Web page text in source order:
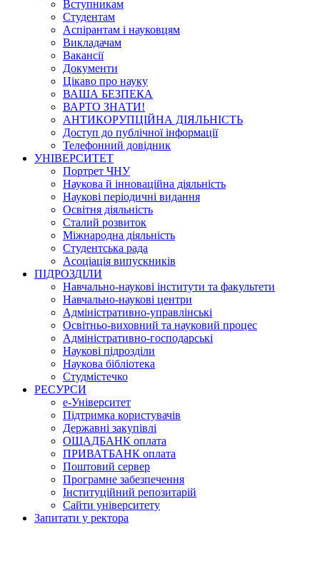
Вступникам
Студентам
Аспірантам і науковцям
Викладачам
Вакансії
Документи
Цікаво про науку
ВАША БЕЗПЕКА
ВАРТО ЗНАТИ!
АНТИКОРУПЦІЙНА ДІЯЛЬНІСТЬ
Доступ до публічної інформації
Телефонний довідник
УНІВЕРСИТЕТ
Портрет ЧНУ
Наукова й інноваційна діяльність
Наукові періодичні видання
Освітня діяльність
Сталий розвиток
Міжнародна діяльність
Студентська рада
Асоціація випускників
ПІДРОЗДІЛИ
Навчально-наукові інститути та факультети
Навчально-наукові центри
Адміністративно-управлінські
Освітньо-виховний та науковий процес
Адміністративно-господарські
Наукові підрозділи
Наукова бібліотека
Студмістечко
РЕСУРСИ
е-Університет
Підтримка користувачів
Державні закупівлі
ОЩАДБАНК оплата
ПРИВАТБАНК оплата
Поштовий сервер
Програмне забезпечення
Інституційний репозитарій
Сайти університету
Запитати у ректора